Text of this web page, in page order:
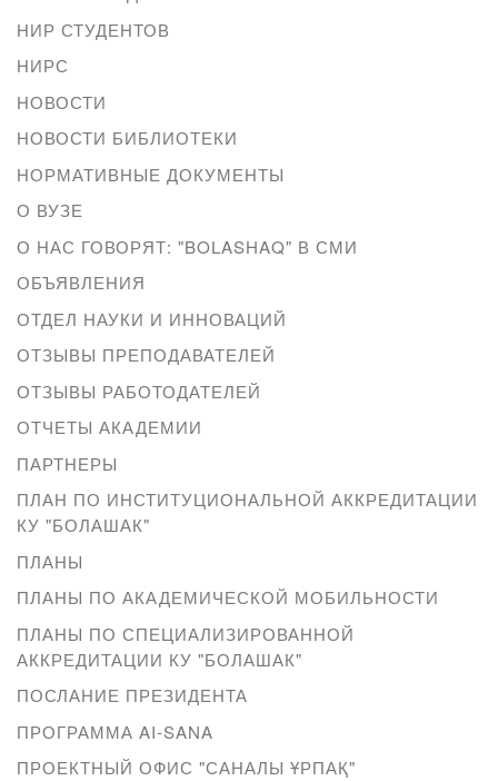
НИР СТУДЕНТОВ
НИРС
НОВОСТИ
НОВОСТИ БИБЛИОТЕКИ
НОРМАТИВНЫЕ ДОКУМЕНТЫ
О ВУЗЕ
О НАС ГОВОРЯТ: "BOLASHAQ" В СМИ
ОБЪЯВЛЕНИЯ
ОТДЕЛ НАУКИ И ИННОВАЦИЙ
ОТЗЫВЫ ПРЕПОДАВАТЕЛЕЙ
ОТЗЫВЫ РАБОТОДАТЕЛЕЙ
ОТЧЕТЫ АКАДЕМИИ
ПАРТНЕРЫ
ПЛАН ПО ИНСТИТУЦИОНАЛЬНОЙ АККРЕДИТАЦИИ
КУ "БОЛАШАК"
ПЛАНЫ
ПЛАНЫ ПО АКАДЕМИЧЕСКОЙ МОБИЛЬНОСТИ
ПЛАНЫ ПО СПЕЦИАЛИЗИРОВАННОЙ
АККРЕДИТАЦИИ КУ "БОЛАШАК"
ПОСЛАНИЕ ПРЕЗИДЕНТА
ПРОГРАММА AI-SANA
ПРОЕКТНЫЙ ОФИС "САНАЛЫ ҰРПАҚ"